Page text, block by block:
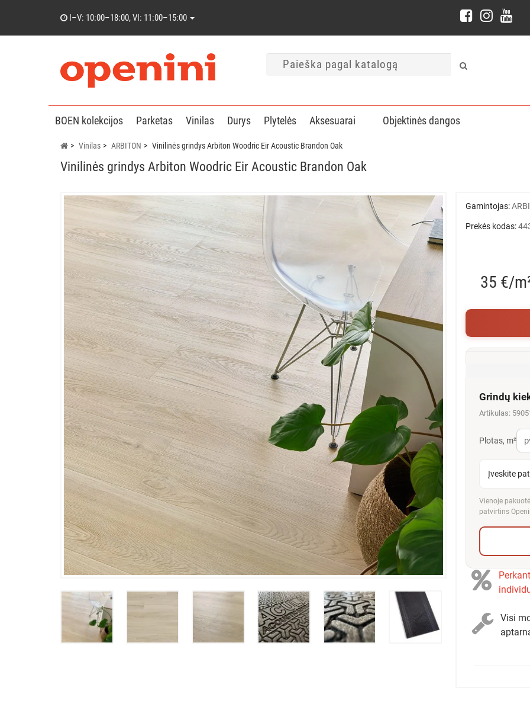
I–V: 10:00–18:00, VI: 11:00–15:00
BOEN kolekcijos Parketas Vinilas Durys Plytelės Aksesuarai Objektinės dangos
Vinilas ARBITON Vinilinės grindys Arbiton Woodric Eir Acoustic Brandon Oak
Vinilinės grindys Arbiton Woodric Eir Acoustic Brandon Oak
Gamintojas:
Prekės kodas:
35 €/
Grindų
Artikulas:
Plotas, m²
Įveskite
Vienoje
patvirtins
Visi